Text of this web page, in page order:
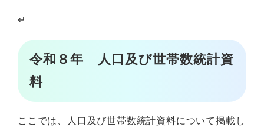
↵
令和８年 人口及び世帯数統計資
料
ここでは、人口及び世帯数統計資料について掲載し